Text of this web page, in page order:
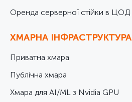
Оренда серверної стійки в ЦОД
ХМАРНА ІНФРАСТРУКТУРА
Приватна хмара
Публічна хмара
Хмара для AI/ML з Nvidia GPU